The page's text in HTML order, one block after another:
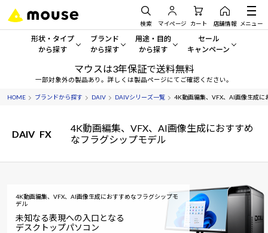
検索 マイページ カート 店舗情報 メニュー
形状・タイプ
から探す
形状・タイプから探す をすべてみる
デスクトップPC
ノートPC
ワークステーション
ブランド
から探す
mouse
G TUNE
NEXTGEAR
iiyama
用途・目的
から探す
一般向けパソコン
ゲーミングPC・ゲーム向けパソコン
クリエイティブ向け
学習向けパソコン
スペック/パーツ別
セール
キャンペーン
セール・キャンペー
期間限定セール
今イチオシのパソコンをピ
Windows 11| Copilot+ PC
マウスは3年保証で送料無料
一部対象外の製品あり。詳しくは製品ページにてご確認ください。
HOME ブランドから探す DAIV DAIVシリーズ一覧 4K動画編集、VFX、AI画像生成
DAIV FX
4K動画編集、VFX、AI画像生成におすすめ
なフラグシップモデル
4K動画編集、VFX、AI画像生成におすすめなフラグシップモ
デル
未知なる表現への入口となる
デスクトップパソコン